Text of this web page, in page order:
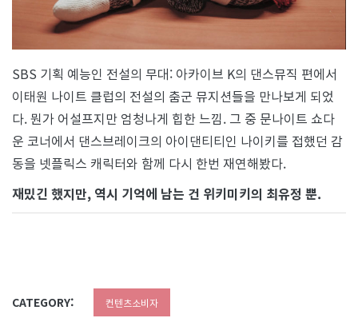
SBS 기획 예능인 전설의 무대: 아카이브 K의 댄스뮤직 편에서
이태원 나이트 클럽의 전설의 춤군 뮤지션들을 만나보게 되었
다. 뭔가 어설프지만 엄청나게 힙한 느낌. 그 중 문나이트 쇼다
운 코너에서 댄스브레이크의 아이댄티티인 나이키를 접했던 감
동을 넷플릭스 캐릭터와 함께 다시 한번 재연해봤다.
재밌긴 했지만, 역시 기억에 남는 건 위키미키의 최유정 뿐.
CATEGORY: 컨텐츠소비자